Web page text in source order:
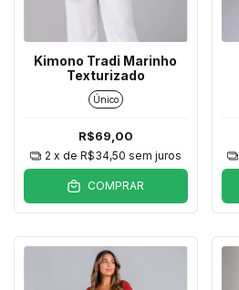
Kimono Tradi Marinho
Texturizado
Único
R$69,00
2 x de R$34,50 sem juros
COMPRAR